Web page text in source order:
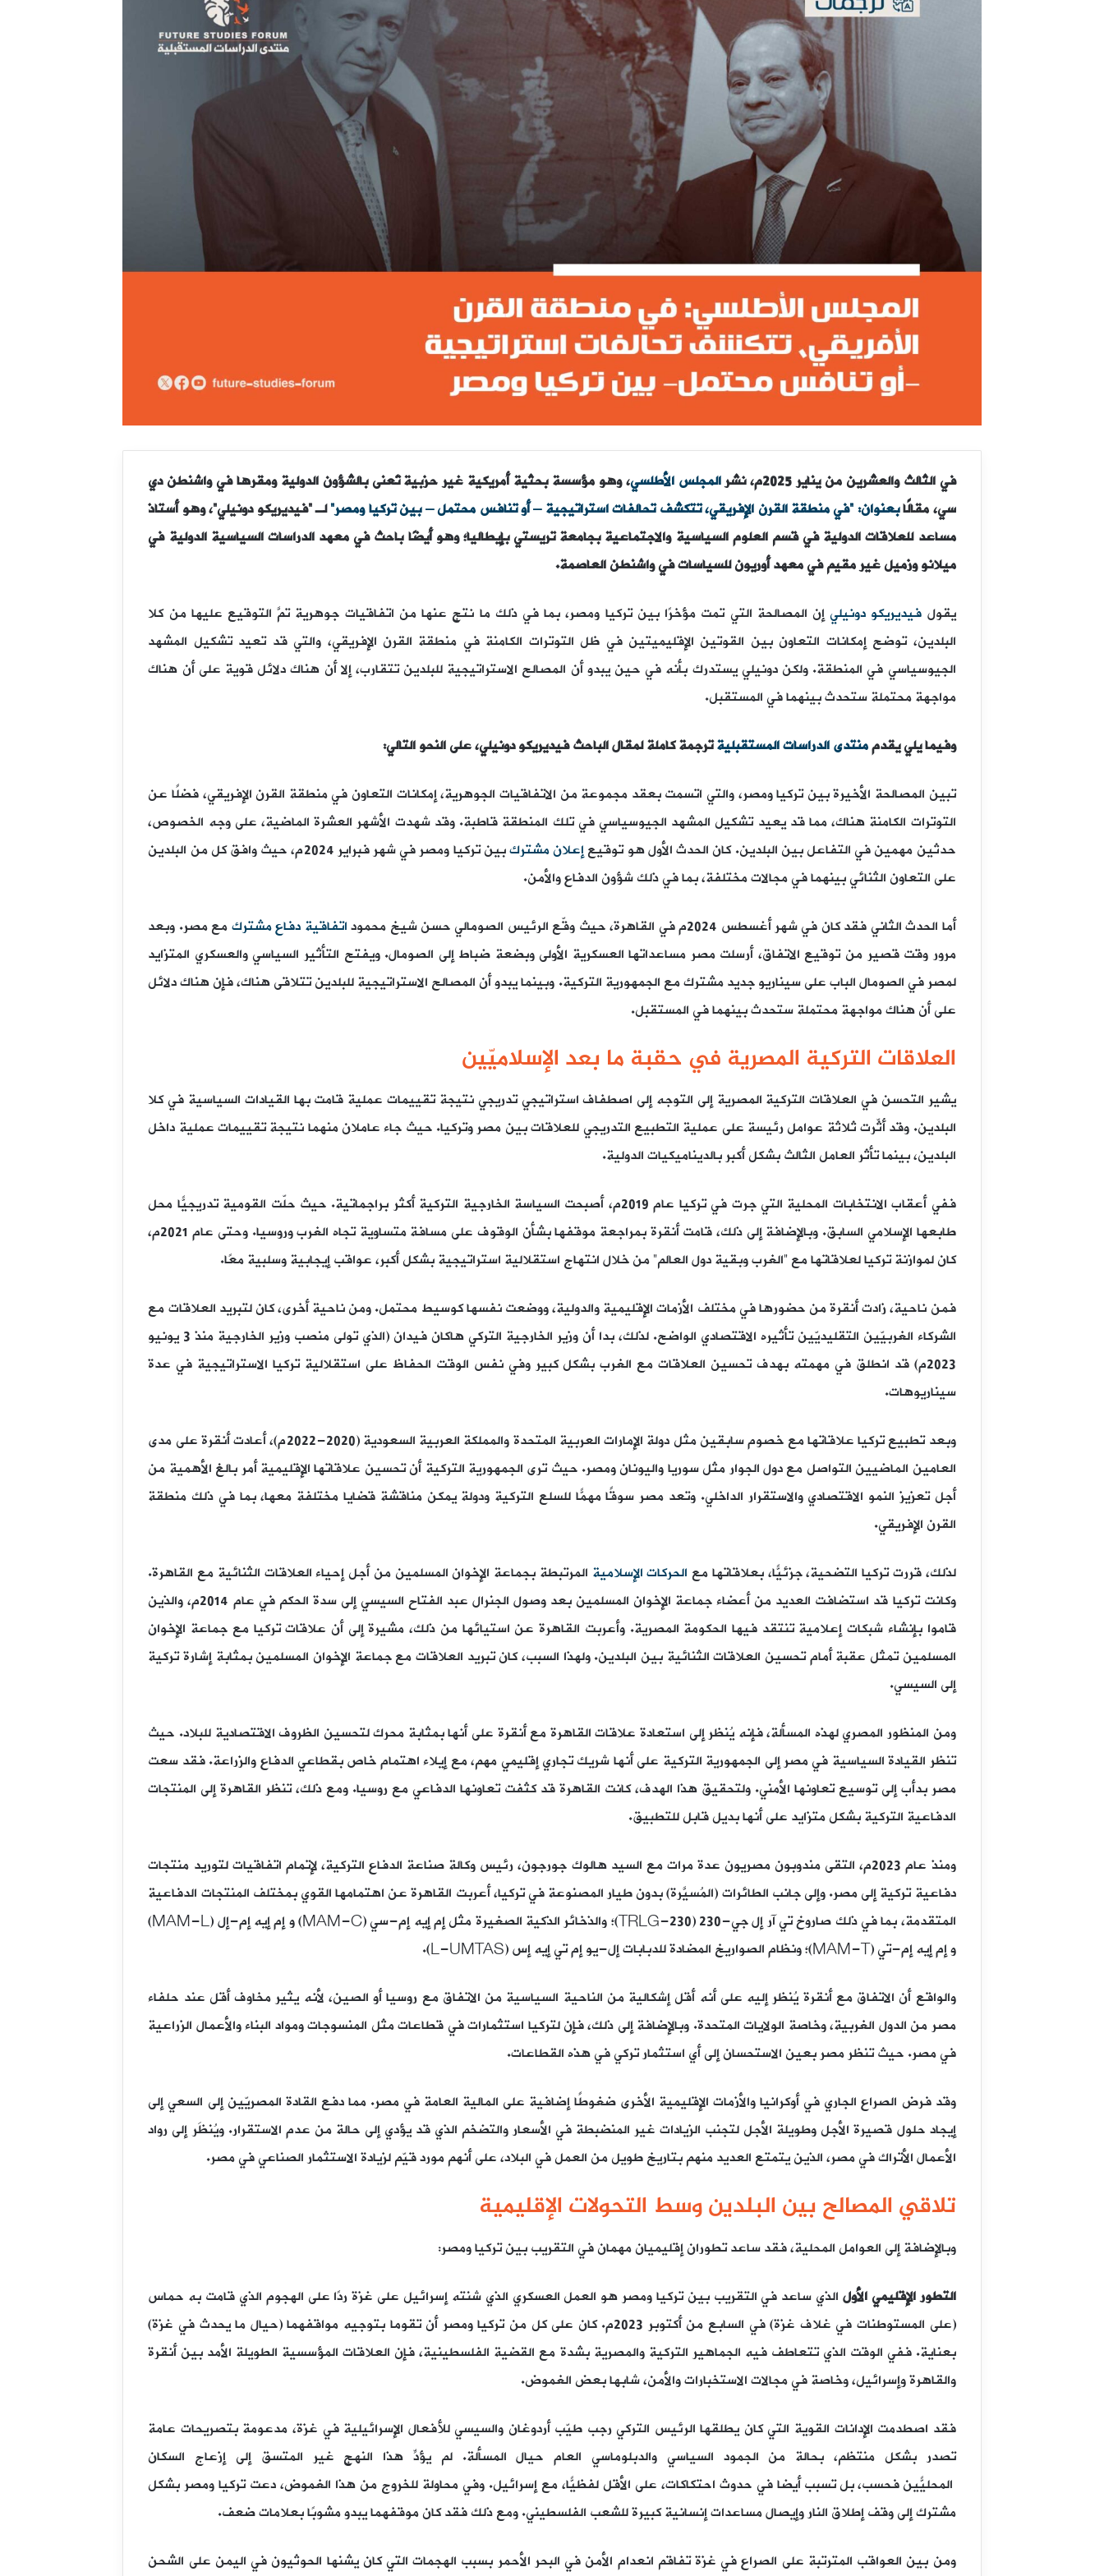
فيالثالث والعشرين منيناير 2025م، نشر المجلس الأطلسي،‏ وهو مؤسسة بحثية أمريكية غير حزبية تُعنى بالشؤون الدولية ومقرها في واشنطن دي
سي، مقالًابعنوان: “في منطقة القرن الإفريقي، تتكشف تحالفات استراتيجية – أو تنافس محتمل – بين تركيا ومصر”لـ “فيديريكو دونيلي”، وهو أستاذ
مساعد للعلاقات الدولية في قسم العلوم السياسية والاجتماعية بجامعة تريستي بإيطاليا؛ وهو أيضًا باحث في معهد الدراسات السياسية الدولية في
ميلانو وزميل غير مقيم في معهد أوريون للسياسات في واشنطن العاصمة.
يقول فيديريكو دونيليإن المصالحة التي تمت مؤخرًا بين تركيا ومصر، بما في ذلك ما نتج عنها من اتفاقيات جوهرية تمَّ التوقيع عليها من كلا
البلدين، توضح إمكانات التعاون بين القوتين الإقليميتين في ظل التوترات الكامنة في منطقة القرن الإفريقي، والتي قد تعيد تشكيل المشهد
الجيوسياسي في المنطقة. ولكن دونيلي يستدرك بأنه في حين يبدو أن المصالح الاستراتيجية للبلدين تتقارب، إلا أن هناك دلائل قوية على أن هناك
مواجهة محتملة ستحدث بينهما في المستقبل.
وفيما يلييقدممنتدى الدراسات المستقبليةترجمة كاملةلمقال الباحث فيديريكو دونيلي، على النحو التالي:
تبين المصالحة الأخيرة بين تركيا ومصر، والتي اتسمت بعقد مجموعة من الاتفاقيات الجوهرية، إمكانات التعاون في منطقة القرن الإفريقي، فضلًا عن
التوترات الكامنة هناك، مما قد يعيد تشكيل المشهد الجيوسياسي في تلك المنطقة قاطبة. وقد شهدت الأشهر العشرة الماضية، على وجه الخصوص،
حدثين مهمين في التفاعل بين البلدين. كان الحدث الأول هو توقيعإعلان مشترك
بين تركيا ومصر في شهر فبراير 2024م، حيث وافق كل من البلدين
على التعاون الثنائي بينهما في مجالات مختلفة، بما في ذلك شؤون الدفاع والأمن.
أما الحدث الثاني فقد كان في شهر أغسطس 2024م في القاهرة، حيث وقّع الرئيس الصومالي حسن شيخ محمود
اتفاقية دفاع مشتركمع مصر. وبعد
مرور وقت قصير من توقيع الاتفاق، أرسلت مصر مساعداتها العسكرية الأولى وبضعة ضباط إلى الصومال. ويفتح التأثير السياسي والعسكري المتزايد
لمصر في الصومال الباب على سيناريو جديد مشترك مع الجمهورية التركية. وبينما يبدو أن المصالح الاستراتيجية للبلدين تتلاقى هناك، فإن هناك دلائل
على أن هناك مواجهة محتملة ستحدث بينهما في المستقبل.
العلاقات التركية المصرية في حقبة ما بعد الإسلاميّين
يشير التحسن في العلاقات التركية المصرية إلى التوجه إلى اصطفاف استراتيجي تدريجي نتيجة تقييمات عملية قامت بها القيادات السياسية في كلا
البلدين. وقد أثّرت ثلاثة عوامل رئيسة على عملية التطبيع التدريجي للعلاقات بين مصر وتركيا. حيث جاء عاملان منهما نتيجة تقييمات عملية داخل
البلدين، بينما تأثر العامل الثالث بشكل أكبر بالديناميكيات الدولية.
ففي أعقاب الانتخابات المحلية التي جرت في تركيا عام 2019م، أصبحت السياسة الخارجية التركية أكثر براجماتية. حيث حلّت القومية تدريجيًّا محل
طابعها الإسلامي السابق. وبالإضافة إلى ذلك، قامت أنقرة بمراجعة موقفها بشأن الوقوف على مسافة متساوية تجاه الغرب وروسيا. وحتى عام 2021م،
كان لموازنة تركيا لعلاقاتها مع “الغرب وبقية دول العالم” من خلال انتهاج استقلالية استراتيجية بشكل أكبر، عواقب إيجابية وسلبية معًا.
فمن ناحية، زادت أنقرة من حضورها في مختلف الأزمات الإقليمية والدولية، ووضعت نفسها كوسيط محتمل. ومن ناحية أخرى، كان لتبريد العلاقات مع
الشركاء الغربيّين التقليديّين تأثيره الاقتصادي الواضح. لذلك، بدا أن وزير الخارجية التركي هاكان فيدان (الذي تولى منصب وزير الخارجية منذ 3 يونيو
2023م) قد انطلق في مهمته بهدف تحسين العلاقات مع الغرب بشكل كبير وفي نفس الوقت الحفاظ على استقلالية تركيا الاستراتيجية في عدة
سيناريوهات.
وبعد تطبيع تركيا علاقاتها مع خصوم سابقين مثل دولة الإمارات العربية المتحدة والمملكة العربية السعودية (2020-2022م)، أعادت أنقرة على مدى
العامين الماضيين التواصل مع دول الجوار مثل سوريا واليونان ومصر. حيث ترى الجمهورية التركية أن تحسين علاقاتها الإقليمية أمر بالغ الأهمية من
أجل تعزيز النمو الاقتصادي والاستقرار الداخلي. وتعد مصر سوقًا مهمًّا للسلع التركية ودولة يمكن مناقشة قضايا مختلفة معها، بما في ذلك منطقة
القرن الإفريقي.
لذلك، قررت تركيا التضحية، جزئيًّا، بعلاقاتها مع الحركات الإسلامية المرتبطة بجماعة الإخوان المسلمين من أجل إحياء العلاقات الثنائية مع القاهرة.
وكانت تركيا قد استضافت العديد من أعضاء جماعة الإخوان المسلمين بعد وصول الجنرال عبد الفتاح السيسي إلى سدة الحكم في عام 2014م، والذين
قاموا بإنشاء شبكات إعلامية تنتقد فيها الحكومة المصرية. وأعربت القاهرة عن استيائها من ذلك، مشيرة إلى أن علاقات تركيا مع جماعة الإخوان
المسلمين تمثل عقبة أمام تحسين العلاقات الثنائية بين البلدين. ولهذا السبب، كان تبريد العلاقات مع جماعة الإخوان المسلمين بمثابة إشارة تركية
إلى السيسي.
ومن المنظور المصري لهذه المسألة، فإنه يُنظر إلى استعادة علاقات القاهرة مع أنقرة على أنها بمثابة محرك لتحسين الظروف الاقتصادية للبلاد. حيث
تنظر القيادة السياسية في مصر إلى الجمهورية التركية على أنها شريك تجاري إقليمي مهم، مع إيلاء اهتمام خاص بقطاعي الدفاع والزراعة. فقد سعت
مصر بدأب إلى توسيع تعاونها الأمني. ولتحقيق هذا الهدف، كانت القاهرة قد كثفت تعاونها الدفاعي مع روسيا. ومع ذلك، تنظر القاهرة إلى المنتجات
الدفاعية التركية بشكل متزايد على أنها بديل قابل للتطبيق.
ومنذ عام 2023م، التقى مندوبون مصريون عدة مرات مع السيد هالوك جورجون، رئيس وكالة صناعة الدفاع التركية، لإتمام اتفاقيات لتوريد منتجات
دفاعية تركية إلى مصر. وإلى جانب الطائرات (المُسيَّرة) بدون طيار المصنوعة في تركيا، أعربت القاهرة عن اهتمامها القوي بمختلف المنتجات الدفاعية
المتقدمة، بما في ذلك صاروخ تي آر إل جي-230 (TRLG-230)؛ والذخائر الذكية الصغيرة مثل إم إيه إم-سي (MAM-C) و إم إيه إم-إل (MAM-L)
و إم إيه إم-تي (MAM-T)؛ ونظام الصواريخ المضادة للدبابات إل-يو إم تي إيه إس (L-UMTAS).
والواقع أن الاتفاق مع أنقرة يُنظر إليه على أنه أقل إشكالية من الناحية السياسية من الاتفاق مع روسيا أو الصين، لأنه يثير مخاوف أقل عند حلفاء
مصر من الدول الغربية، وخاصة الولايات المتحدة. وبالإضافة إلى ذلك، فإن لتركيا استثمارات في قطاعات مثل المنسوجات ومواد البناء والأعمال الزراعية
في مصر. حيث تنظر مصر بعين الاستحسان إلى أي استثمار تركي في هذه القطاعات.
وقد فرض الصراع الجاري في أوكرانيا والأزمات الإقليمية الأخرى ضغوطًا إضافية على المالية العامة في مصر. مما دفع القادة المصريّين إلى السعي إلى
إيجاد حلول قصيرة الأجل وطويلة الأجل لتجنب الزيادات غير المنضبطة في الأسعار والتضخم الذي قد يؤدي إلى حالة من عدم الاستقرار. ويُنظَر إلى رواد
الأعمال الأتراك في مصر، الذين يتمتع العديد منهم بتاريخ طويل من العمل في البلاد، على أنهم مورد قيّم لزيادة الاستثمار الصناعي في مصر.
تلاقي المصالح بين البلدين وسط التحولات الإقليمية
وبالإضافة إلى العوامل المحلية، فقد ساعد تطوران إقليميان مهمان في التقريب بين تركيا ومصر:
التطور الإقليمي الأولالذي ساعد في التقريب بين تركيا ومصر هو العمل العسكري الذي شنته إسرائيل على غزة ردًا على الهجوم الذي قامت به حماس
(على المستوطنات في غلاف غزة) في السابع من أكتوبر 2023م. كان على كل من تركيا ومصر أن تقوما بتوجيه مواقفهما (حيال ما يحدث في غزة)
بعناية. ففي الوقت الذي تتعاطف فيه الجماهير التركية والمصرية بشدة مع القضية الفلسطينية، فإن العلاقات المؤسسية الطويلة الأمد بين أنقرة
والقاهرة وإسرائيل، وخاصة في مجالات الاستخبارات والأمن، شابها بعض الغموض.
فقد اصطدمت الإدانات القوية التي كان يطلقها الرئيس التركي رجب طيّب أردوغان والسيسي للأفعال الإسرائيلية في غزة، مدعومة بتصريحات عامة
تصدر بشكل منتظم، بحالة من الجمود السياسي والدبلوماسي العام حيال المسألة. لم يؤدِّ هذا النهج غير المتسق إلى إزعاج السكان
المحليّين فحسب، بل تسبب أيضًا في حدوث احتكاكات، على الأقل لفظيًّا، مع إسرائيل. وفي محاولة للخروج من هذا الغموض، دعت تركيا ومصر بشكل
مشترك إلى وقف إطلاق النار وإيصال مساعدات إنسانية كبيرة للشعب الفلسطيني. ومع ذلك فقد كان موقفهما يبدو مشوبًا بعلامات ضعف.
ومن بين العواقب المترتبة على الصراع في غزة تفاقم انعدام الأمن في البحر الأحمر بسبب الهجمات التي كان يشنها الحوثيون في اليمن على الشحن